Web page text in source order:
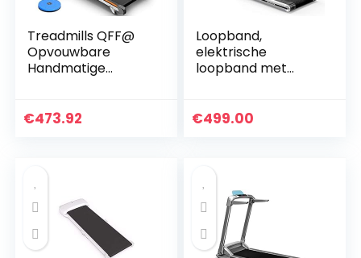
Treadmills QFF@
Opvouwbare
Handmatige
Hoogte Helling Niet
€473.92
Loopband,
elektrische
loopband met
km/h tot 15 km/u,
€499.00